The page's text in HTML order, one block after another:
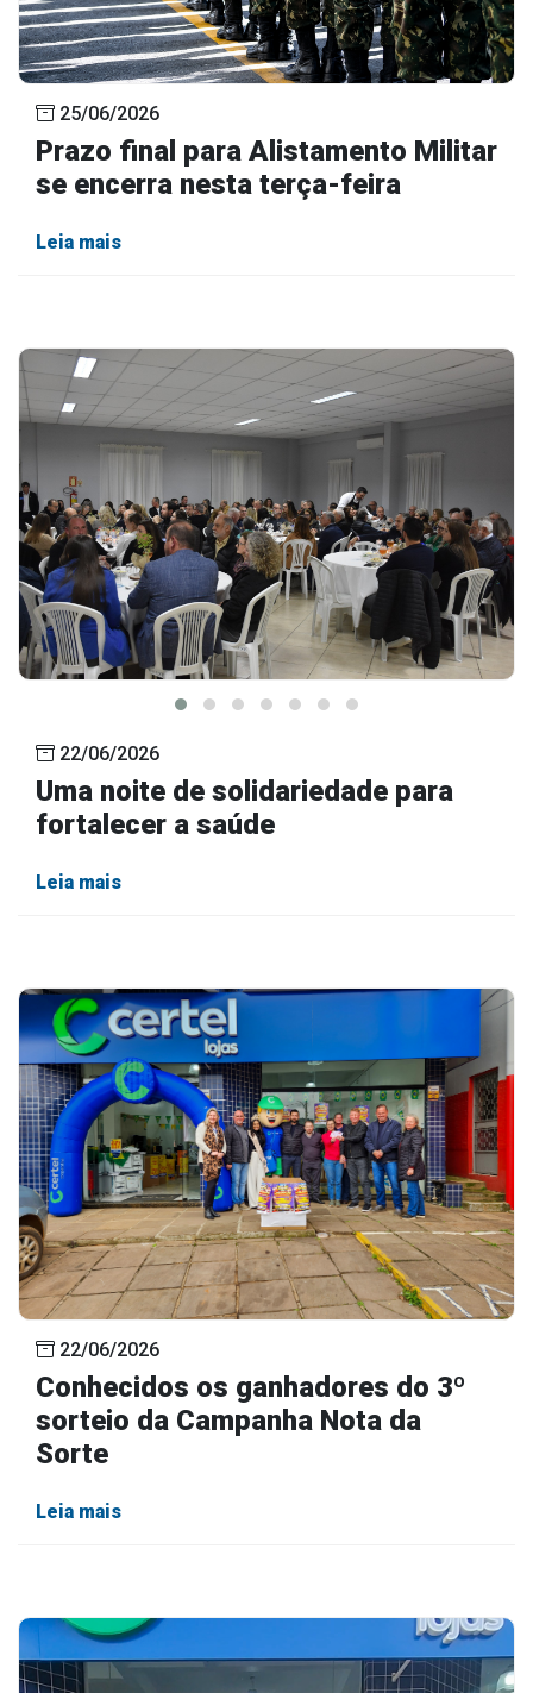
25/06/2026
Prazo final para Alistamento Militar
se encerra nesta terça-feira
Leia mais
22/06/2026
Uma noite de solidariedade para
fortalecer a saúde
Leia mais
22/06/2026
Conhecidos os ganhadores do 3º
sorteio da Campanha Nota da
Sorte
Leia mais